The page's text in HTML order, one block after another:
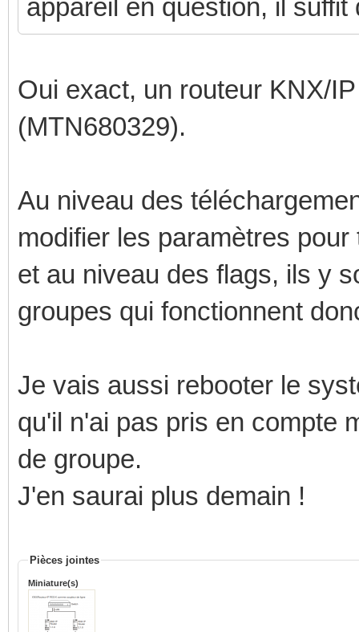
appareil en question, il
Oui exact, un routeur KNX/
(MTN680329).
Au niveau des
modifier les paramètres
et au niveau des flags, ils y
groupes qui fonctionnent
Je vais aussi rebooter le
qu'il n'ai pas pris en compte
de groupe.
J'en saurai plus demain !
Pièces jointes
Miniature(s)